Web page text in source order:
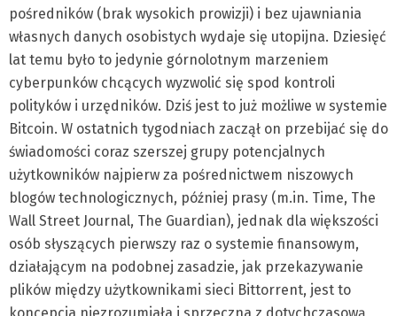
pośredników (brak wysokich prowizji) i bez ujawniania
własnych danych osobistych wydaje się utopijna. Dziesięć
lat temu było to jedynie górnolotnym marzeniem
cyberpunków chcących wyzwolić się spod kontroli
polityków i urzędników. Dziś jest to już możliwe w systemie
Bitcoin. W ostatnich tygodniach zaczął on przebijać się do
świadomości coraz szerszej grupy potencjalnych
użytkowników najpierw za pośrednictwem niszowych
blogów technologicznych, później prasy (m.in. Time, The
Wall Street Journal, The Guardian), jednak dla większości
osób słyszących pierwszy raz o systemie finansowym,
działającym na podobnej zasadzie, jak przekazywanie
plików między użytkownikami sieci Bittorrent, jest to